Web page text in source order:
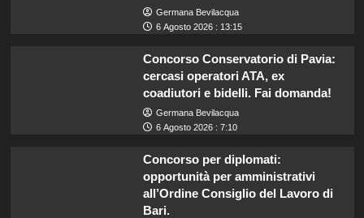
Germana Bevilacqua
6 Agosto 2026 : 13:15
Concorso Conservatorio di Pavia:
cercasi operatori ATA, ex
coadiutori e bidelli. Fai domanda!
Germana Bevilacqua
6 Agosto 2026 : 7:10
Concorso per diplomati:
opportunità per amministrativi
all’Ordine Consiglio del Lavoro di
Bari.